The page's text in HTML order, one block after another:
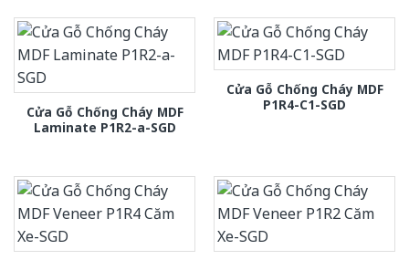
Cửa Gỗ Chống Cháy MDF
Laminate P1R2-a-SGD
Cửa Gỗ Chống Cháy MDF
P1R4-C1-SGD